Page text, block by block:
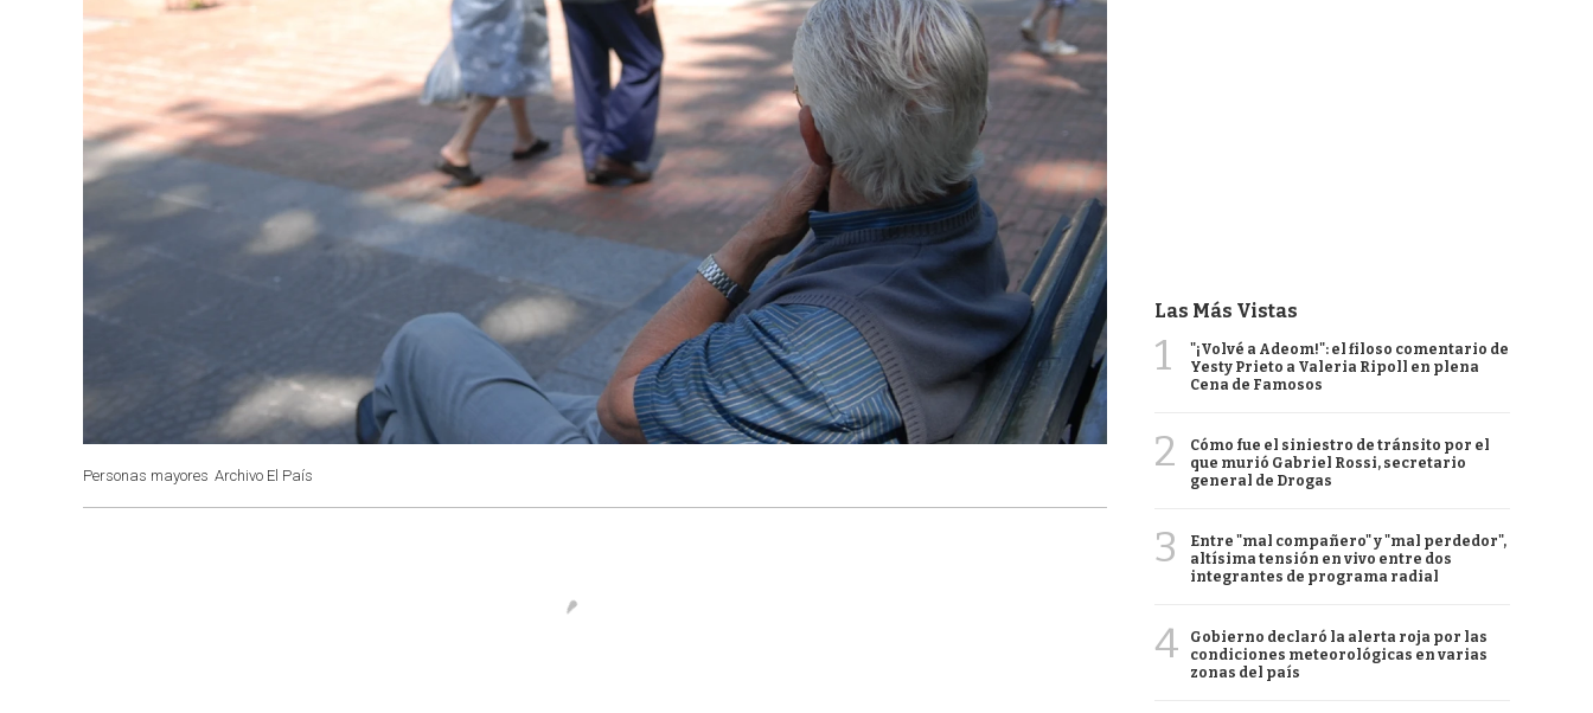
Personas mayores Archivo El País
Las Más Vistas
1
"¡Volvé a Adeom!": el filoso comentario de
Yesty Prieto a Valeria Ripoll en plena
Cena de Famosos
2
Cómo fue el siniestro de tránsito por el
que murió Gabriel Rossi, secretario
general de Drogas
3
Entre "mal compañero" y "mal perdedor",
altísima tensión en vivo entre dos
integrantes de programa radial
4
Gobierno declaró la alerta roja por las
condiciones meteorológicas en varias
zonas del país